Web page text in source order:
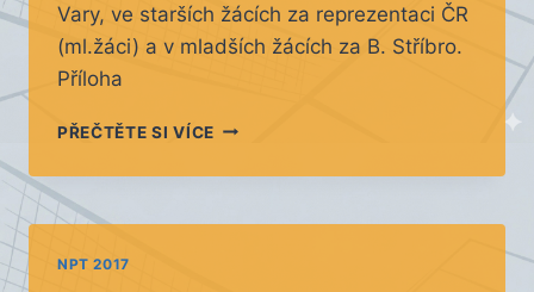
Vary, ve starších žácích za reprezentaci ČR
(ml.žáci) a v mladších žácích za B. Stříbro.
Příloha
PŘEČTĚTE SI VÍCEVYHODNOCENÍ+POHÁRU+ČNS
NPT 2017